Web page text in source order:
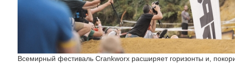
Всемирный фестиваль Crankworx расширяет горизонты и,